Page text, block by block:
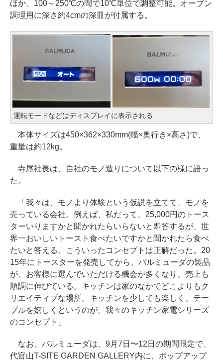
ほか、100～250℃の間で10℃単位で調整可能。オーブン
調理用に深さ約4cmの深皿が付属する。
運転モードなどはディスプレイに表示される
本体サイズは450×362×330mm(幅×奥行き×高さ)で、
重量は約12kg。
寺尾社長は、自社のモノ造りについて以下の様に語っ
た。
「我々は、モノより体験という仮説を立てて、モノを
売っている会社。例えば、私だって、25,000円のトース
ターいりますかと聞かれたらいらないと即答するが、世
界一おいしいトースト食べたいですかと聞かれたら食べ
たいと答える。こういったコンセプトは正解だった。20
15年にトースターを発売してから、バルミューダの製品
が、お客様に選んでいただける機会が多くなり、売上も
順調に伸びている。キッチンは家のなかでどこよりもク
リエイティブな場所。キッチンを少しでも楽しく、テー
ブルを嬉しくというのが、我々のキッチン家電シリーズ
のコンセプト」
なお、バルミューダは、9月7日〜12日の期間限定で、
代官山T-SITE GARDEN GALLERY内に、ポップアップ